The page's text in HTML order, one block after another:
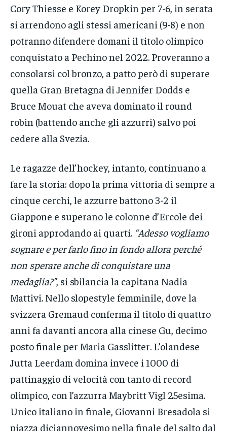
Cory Thiesse e Korey Dropkin per 7-6, in serata
si arrendono agli stessi americani (9-8) e non
potranno difendere domani il titolo olimpico
conquistato a Pechino nel 2022. Proveranno a
consolarsi col bronzo, a patto però di superare
quella Gran Bretagna di Jennifer Dodds e
Bruce Mouat che aveva dominato il round
robin (battendo anche gli azzurri) salvo poi
cedere alla Svezia.
Le ragazze dell’hockey, intanto, continuano a
fare la storia: dopo la prima vittoria di sempre a
cinque cerchi, le azzurre battono 3-2 il
Giappone e superano le colonne d’Ercole dei
gironi approdando ai quarti. “Adesso vogliamo
sognare e per farlo fino in fondo allora perché
non sperare anche di conquistare una
medaglia?”, si sbilancia la capitana Nadia
Mattivi. Nello slopestyle femminile, dove la
svizzera Gremaud conferma il titolo di quattro
anni fa davanti ancora alla cinese Gu, decimo
posto finale per Maria Gasslitter. L’olandese
Jutta Leerdam domina invece i 1000 di
pattinaggio di velocità con tanto di record
olimpico, con l’azzurra Maybritt Vigl 25esima.
Unico italiano in finale, Giovanni Bresadola si
piazza diciannovesimo nella finale del salto dal